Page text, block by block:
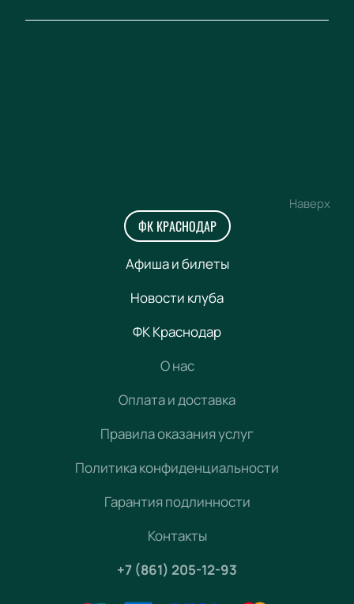
Наверх
ФК КРАСНОДАР
Афиша и билеты
Новости клуба
ФК Краснодар
О нас
Оплата и доставка
Правила оказания услуг
Политика конфиденциальности
Гарантия подлинности
Контакты
+7 (861) 205-12-93